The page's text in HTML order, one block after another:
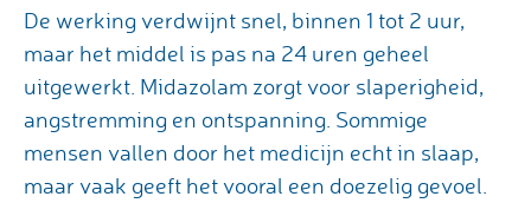
De werking verdwijnt snel, binnen 1 tot 2 uur,
maar het middel is pas na 24 uren geheel
uitgewerkt. Midazolam zorgt voor slaperigheid,
angstremming en ontspanning. Sommige
mensen vallen door het medicijn echt in slaap,
maar vaak geeft het vooral een doezelig gevoel.